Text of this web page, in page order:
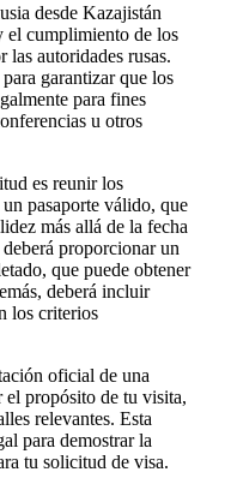
desde Kazajistán
el cumplimiento de los
las autoridades rusas.
garantizar que los
para fines
u otros
es reunir los
pasaporte válido, que
más allá de la fecha
proporcionar un
que puede obtener
deberá incluir
los criterios
oficial de una
el propósito de tu visita,
relevantes. Esta
para demostrar la
tu solicitud de visa.